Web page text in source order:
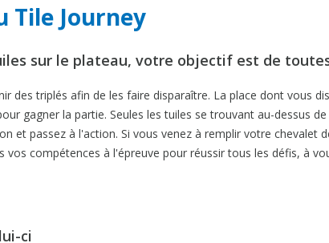
Tile Journey
sur le plateau, votre objectif est de
des triplés afin de les faire disparaître. La place dont vous
gagner la partie. Seules les tuiles se trouvant au-dessus
et passez à l'action. Si vous venez à remplir votre chevalet
vos compétences à l'épreuve pour réussir tous les défis, à
ci